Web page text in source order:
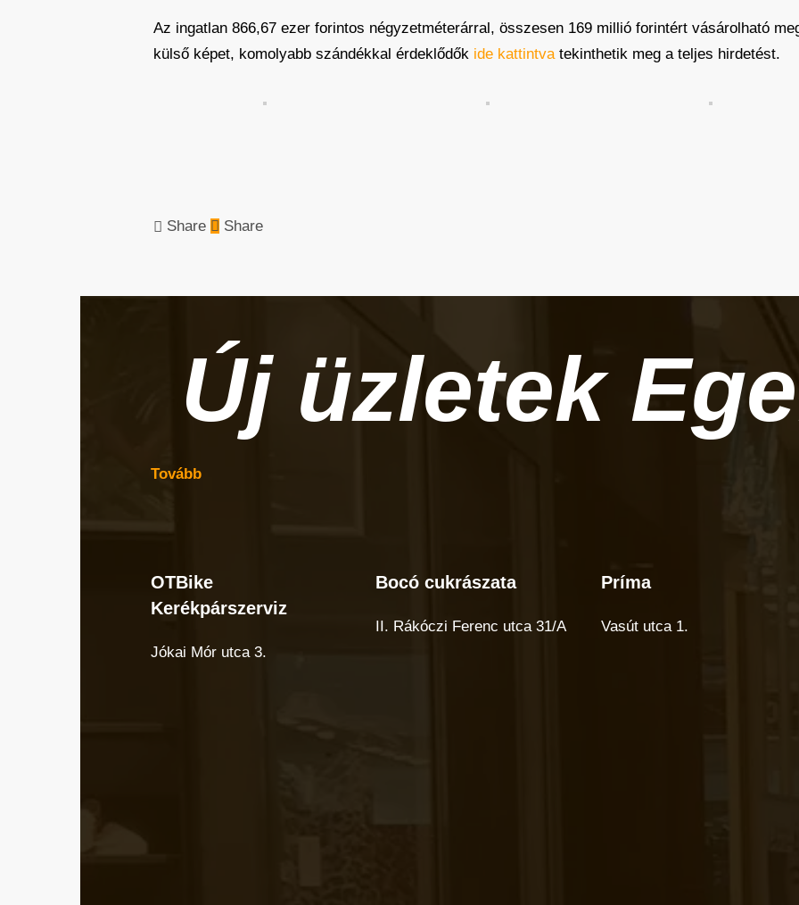
Az ingatlan 866,67 ezer forintos négyzetméterárral, összesen 169 millió forintért vásárolható
külső képet, komolyabb szándékkal érdeklődők ide kattintvatekinthetik meg a teljes hirdetést.
Share Share
Új üzletek
Tovább
OTBike
Kerékpárszerviz
OTBike
Kerékpárszerviz
Jókai Mór utca 3.
Bocó
Bocó cukrászata
II. Rákóczi Ferenc utca 31/A
Príma
Príma
Vasút utca 1.